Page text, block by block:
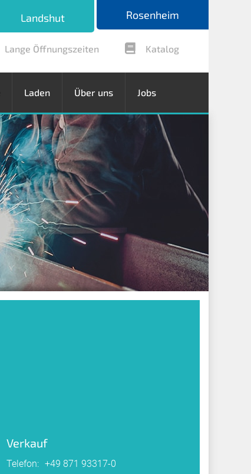
Landshut Rosenheim
Lange Öffnungszeiten Katalog
Laden Über uns Jobs
Verkauf
Telefon: +49 871 93317-0